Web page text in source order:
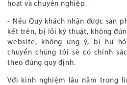
hoạt và chuyên nghiệp.
- Nếu Quý khách nhận được sản
kết trên, bị lỗi kỹ thuật, không
website, không ưng ý, bị hư
chuyển chúng tôi sẽ có chính
theo đúng quy định.
Với kinh nghiệm lâu năm trong